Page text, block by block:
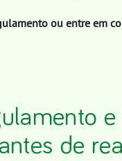
ou entre em
antes de